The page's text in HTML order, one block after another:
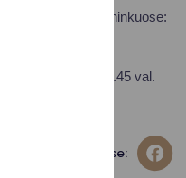
Darbo laikas Druskininkuose:
Pertrauka: 12.00–12.45 val.
Dalintis soc. tinkluose: